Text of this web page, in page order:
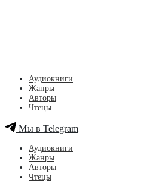
Аудиокниги
Жанры
Авторы
Чтецы
Мы в Telegram
Аудиокниги
Жанры
Авторы
Чтецы